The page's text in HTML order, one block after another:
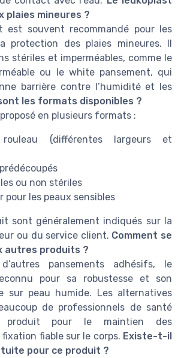
plaies mineures ?
est souvent recommandé pour les
protection des plaies mineures. Il
stériles et imperméables, comme le
ou le white pansement, qui
barrière contre l’humidité et les
les formats disponibles ?
en plusieurs formats :
rouleau (différentes largeurs et
ou non stériles
pour les peaux sensibles
sont généralement indiqués sur la
ou du service client. Comment se
autres produits ?
pansements adhésifs, le
pour sa robustesse et son
sur peau humide. Les alternatives
de professionnels de santé
produit pour le maintien des
fiable sur le corps. Existe-t-il
pour ce produit ?